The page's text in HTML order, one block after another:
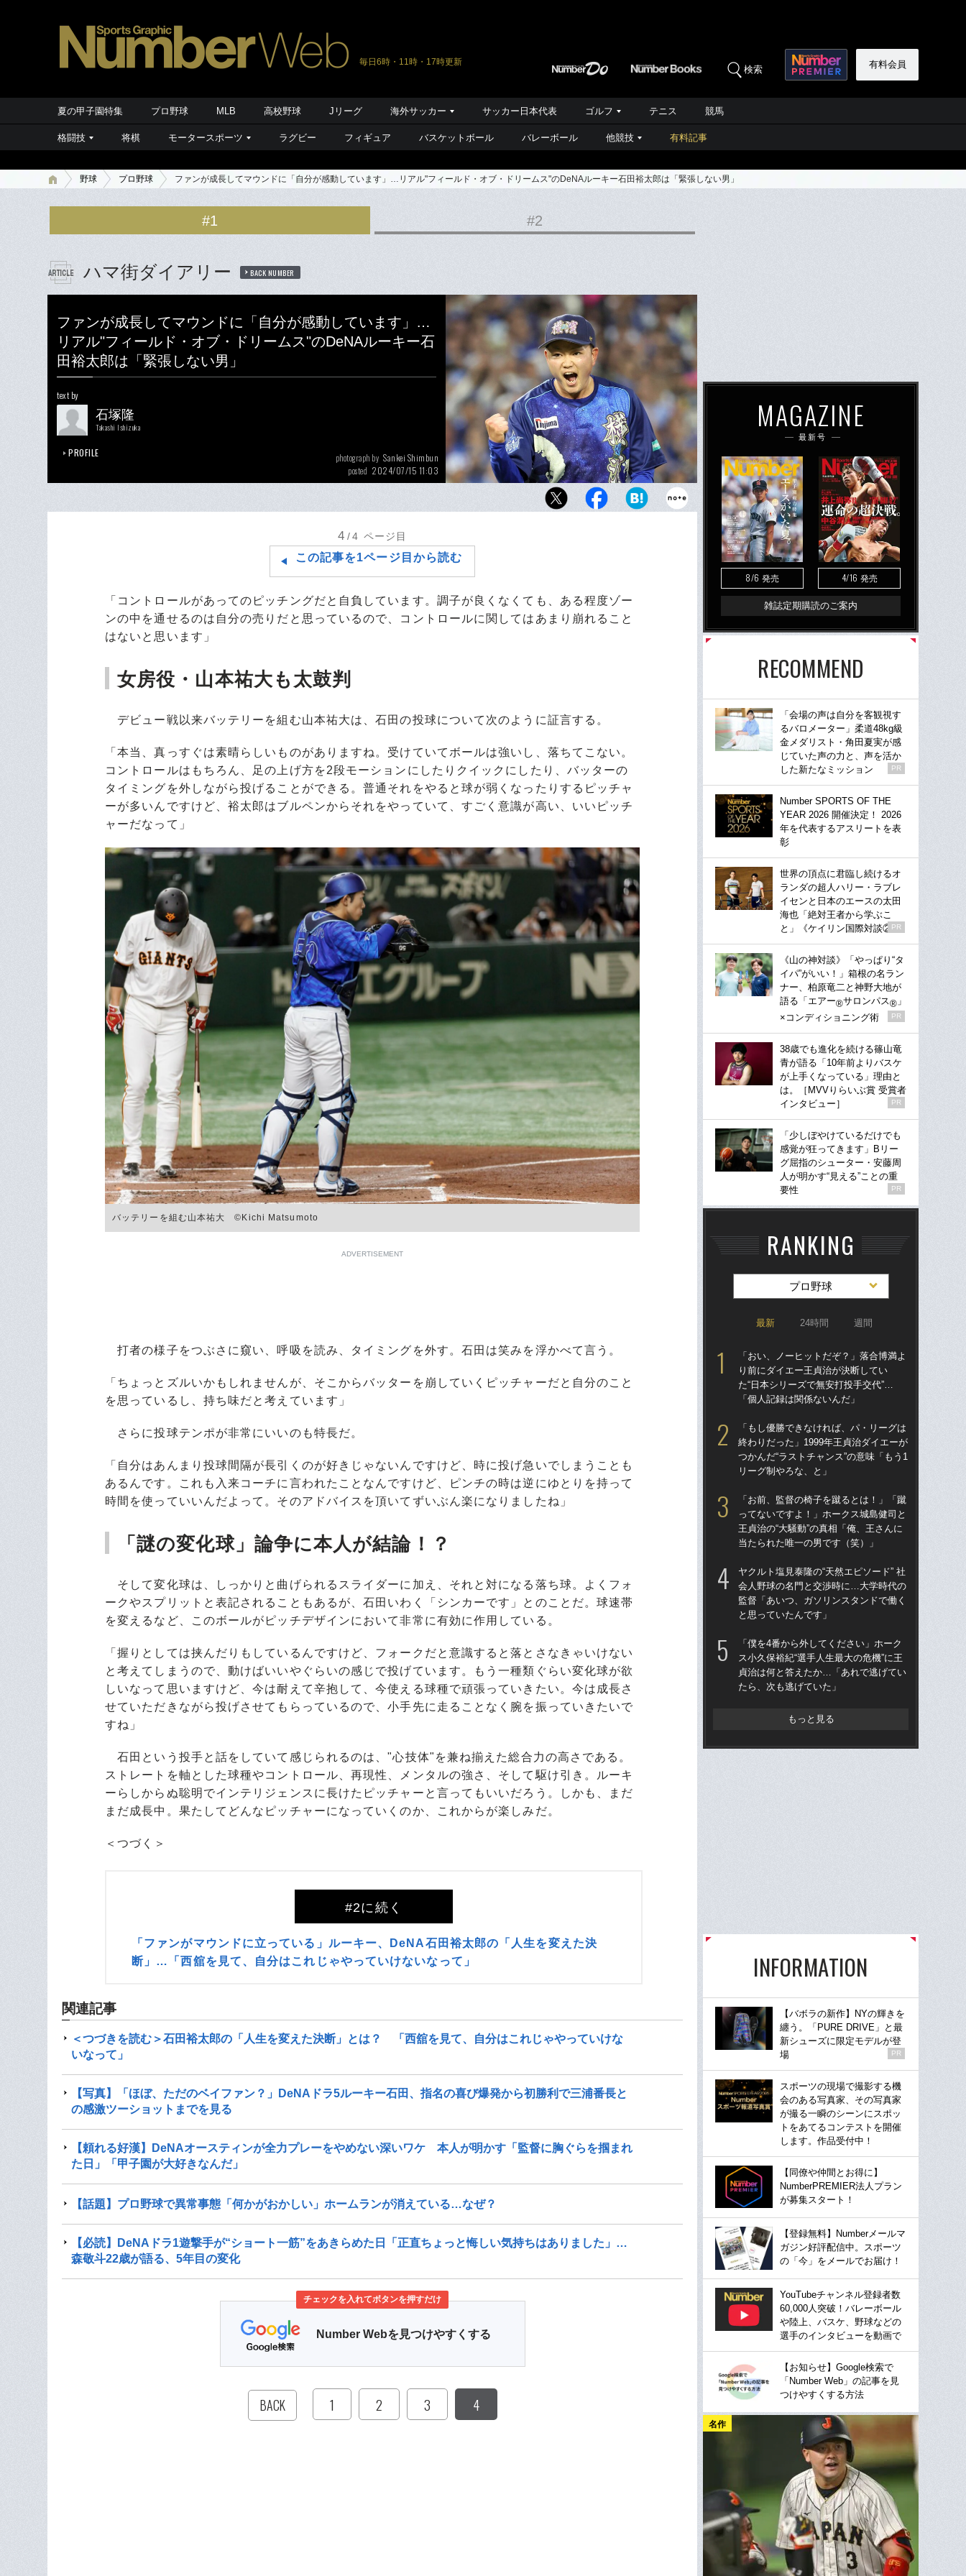
毎日6時・11時・17時更新
検索 有料会員
夏の甲子園特集 プロ野球 MLB 高校野球 Jリーグ 海外サッカー サッカー日本代表 ゴルフ テニス 競馬
格闘技 将棋 モータースポーツ ラグビー フィギュア バスケットボール バレーボール 他競技 有料記事
野球 プロ野球 ファンが成長してマウンドに「自分が感動しています」…リアル"フィールド・オブ・ドリームス"のDeNAルーキー石田裕太郎は「緊張しない男」
#1 #2
ハマ街ダイアリー BACK NUMBER
ファンが成長してマウンドに「自分が感動しています」…
リアル"フィールド・オブ・ドリームス"のDeNAルーキー石
田裕太郎は「緊張しない男」
text by
石塚隆
Takashi Ishizuka
PROFILE photograph by Sankei Shimbun
posted 2024/07/15 11:03
9日の中日戦、球団初のデビュー4戦4勝をかけて先発した
利
4 /4 ページ目
この記事を1ページ目から読む
「コントロールがあってのピッチングだと自負しています。調子が良くなくても、ある程度ゾー
ンの中を通せるのは自分の売りだと思っているので、コントロールに関してはあまり崩れること
はないと思います」
女房役・山本祐大も太鼓判
デビュー戦以来バッテリーを組む山本祐大は、石田の投球について次のように証言する。
「本当、真っすぐは素晴らしいものがありますね。受けていてボールは強いし、落ちてこない。
コントロールはもちろん、足の上げ方を2段モーションにしたりクイックにしたり、バッターの
タイミングを外しながら投げることができる。普通それをやると球が弱くなったりするピッチャ
ーが多いんですけど、裕太郎はブルペンからそれをやっていて、すごく意識が高い、いいピッチ
ャーだなって」
バッテリーを組む山本祐大 ©Kichi Matsumoto
ADVERTISEMENT
打者の様子をつぶさに窺い、呼吸を読み、タイミングを外す。石田は笑みを浮かべて言う。
「ちょっとズルいかもしれませんが、そこからバッターを崩していくピッチャーだと自分のこと
を思っているし、持ち味だと考えています」
さらに投球テンポが非常にいいのも特長だ。
「自分はあんまり投球間隔が長引くのが好きじゃないんですけど、時に投げ急いでしまうことも
あるんです。これも入来コーチに言われたことなんですけど、ピンチの時は逆にゆとりを持って
時間を使っていいんだよって。そのアドバイスを頂いてずいぶん楽になりましたね」
「謎の変化球」論争に本人が結論！？
そして変化球は、しっかりと曲げられるスライダーに加え、それと対になる落ち球。よくフォ
ークやスプリットと表記されることもあるが、石田いわく「シンカーです」とのことだ。球速帯
を変えるなど、このボールがピッチデザインにおいて非常に有効に作用している。
「握りとしては挟んだりもしているんですけど、フォークだと意識すると落とさなきゃいけない
と考えてしまうので、動けばいいやぐらいの感じで投げています。もう一種類ぐらい変化球が欲
しいなって思いますけど、今は耐えて辛抱して、今使える球種で頑張っていきたい。今は成長さ
せていただきながら投げさせてもらっているので、小手先に走ることなく腕を振っていきたいで
すね」
石田という投手と話をしていて感じられるのは、"心技体"を兼ね揃えた総合力の高さである。
ストレートを軸とした球種やコントロール、再現性、メンタルの強さ、そして駆け引き。ルーキ
ーらしからぬ聡明でインテリジェンスに長けたピッチャーと言ってもいいだろう。しかも、まだ
まだ成長中。果たしてどんなピッチャーになっていくのか、これからが楽しみだ。
＜つづく＞
#2に続く
「ファンがマウンドに立っている」ルーキー、DeNA石田裕太郎の「人生を変えた決
断」…「西舘を見て、自分はこれじゃやっていけないなって」
関連記事
＜つづきを読む＞石田裕太郎の「人生を変えた決断」とは？ 「西舘を見て、自分はこれじゃやっていけな
いなって」
【写真】「ほぼ、ただのベイファン？」DeNAドラ5ルーキー石田、指名の喜び爆発から初勝利で三浦番長と
の感激ツーショットまでを見る
【頼れる好漢】DeNAオースティンが全力プレーをやめない深いワケ 本人が明かす「監督に胸ぐらを掴まれ
た日」「甲子園が大好きなんだ」
【話題】プロ野球で異常事態「何かがおかしい」ホームランが消えている…なぜ？
【必読】DeNAドラ1遊撃手が“ショート一筋”をあきらめた日「正直ちょっと悔しい気持ちはありました」…
森敬斗22歳が語る、5年目の変化
チェックを入れてボタンを押すだけ
Number Webを見つけやすくする
BACK 1 2 3 4
MAGAZINE
最新号
8/6 発売 4/16 発売
雑誌定期購読のご案内
RECOMMEND
「会場の声は自分を客観視す
るバロメーター」柔道48kg級
金メダリスト・角田夏実が感
じていた声の力と、声を活か
した新たなミッション
PR
Number SPORTS OF THE
YEAR 2026 開催決定！ 2026
年を代表するアスリートを表
彰
世界の頂点に君臨し続けるオ
ランダの超人ハリー・ラブレ
イセンと日本のエースの太田
海也「絶対王者から学ぶこ
と」《ケイリン国際対談②》
PR
《山の神対談》「やっぱり“タ
イパ”がいい！」箱根の名ラン
ナー、柏原竜二と神野大地が
語る「エアー®サロンパス® 」
×コンディショニング術
PR
38歳でも進化を続ける篠山竜
青が語る「10年前よりバスケ
が上手くなっている」理由と
は。［MVVりらいぶ賞 受賞者
インタビュー］
PR
「少しぼやけているだけでも
感覚が狂ってきます」Bリー
グ屈指のシューター・安藤周
人が明かす“見える”ことの重
要性
PR
RANKING
プロ野球
最新 24時間 週間
「おい、ノーヒットだぞ？」落合博満よ
り前にダイエー王貞治が決断してい
た“日本シリーズで無安打投手交代”…
「個人記録は関係ないんだ」
「もし優勝できなければ、パ・リーグは
終わりだった」1999年王貞治ダイエーが
つかんだ“ラストチャンス”の意味「もう1
リーグ制やろな、と」
「お前、監督の椅子を蹴るとは！」「蹴
ってないですよ！」ホークス城島健司と
王貞治の“大騒動”の真相「俺、王さんに
当たられた唯一の男です（笑）」
ヤクルト塩見泰隆の“天然エピソード” 社
会人野球の名門と交渉時に…大学時代の
監督「あいつ、ガソリンスタンドで働く
と思っていたんです」
「僕を4番から外してください」ホーク
ス小久保裕紀“選手人生最大の危機”に王
貞治は何と答えたか…「あれで逃げてい
たら、次も逃げていた」
もっと見る
INFORMATION
【バボラの新作】NYの輝きを
纏う。「PURE DRIVE」と最
新シューズに限定モデルが登
場
PR
スポーツの現場で撮影する機
会のある写真家、その写真家
が撮る一瞬のシーンにスポッ
トをあてるコンテストを開催
します。作品受付中！
【同僚や仲間とお得に】
NumberPREMIER法人プラン
が募集スタート！
【登録無料】Numberメールマ
ガジン好評配信中。スポーツ
の「今」をメールでお届け！
YouTubeチャンネル登録者数
60,000人突破！バレーボール
や陸上、バスケ、野球などの
選手のインタビューを動画で
【お知らせ】Google検索で
「Number Web」の記事を見
つけやすくする方法
名作